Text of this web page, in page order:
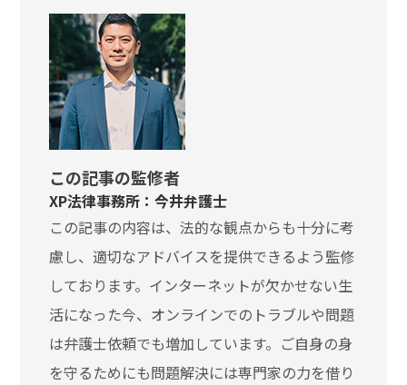
この記事の監修者
XP法律事務所：今井弁護士
この記事の内容は、法的な観点からも十分に考
慮し、適切なアドバイスを提供できるよう監修
しております。インターネットが欠かせない生
活になった今、オンラインでのトラブルや問題
は弁護士依頼でも増加しています。ご自身の身
を守るためにも問題解決には専門家の力を借り